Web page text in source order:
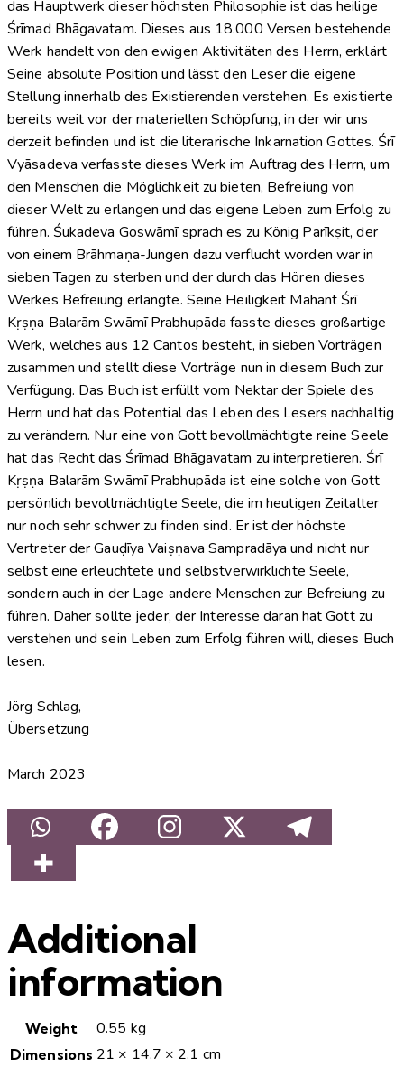
das Hauptwerk dieser höchsten Philosophie ist das heilige
Śrīmad Bhāgavatam. Dieses aus 18.000 Versen bestehende
Werk handelt von den ewigen Aktivitäten des Herrn, erklärt
Seine absolute Position und lässt den Leser die eigene
Stellung innerhalb des Existierenden verstehen. Es existierte
bereits weit vor der materiellen Schöpfung, in der wir uns
derzeit befinden und ist die literarische Inkarnation Gottes. Śrī
Vyāsadeva verfasste dieses Werk im Auftrag des Herrn, um
den Menschen die Möglichkeit zu bieten, Befreiung von
dieser Welt zu erlangen und das eigene Leben zum Erfolg zu
führen. Śukadeva Goswāmī sprach es zu König Parīkṣit, der
von einem Brāhmaṇa-Jungen dazu verflucht worden war in
sieben Tagen zu sterben und der durch das Hören dieses
Werkes Befreiung erlangte. Seine Heiligkeit Mahant Śrī
Kṛṣṇa Balarām Swāmī Prabhupāda fasste dieses großartige
Werk, welches aus 12 Cantos besteht, in sieben Vorträgen
zusammen und stellt diese Vorträge nun in diesem Buch zur
Verfügung. Das Buch ist erfüllt vom Nektar der Spiele des
Herrn und hat das Potential das Leben des Lesers nachhaltig
zu verändern. Nur eine von Gott bevollmächtigte reine Seele
hat das Recht das Śrīmad Bhāgavatam zu interpretieren. Śrī
Kṛṣṇa Balarām Swāmī Prabhupāda ist eine solche von Gott
persönlich bevollmächtigte Seele, die im heutigen Zeitalter
nur noch sehr schwer zu finden sind. Er ist der höchste
Vertreter der Gauḍīya Vaiṣṇava Sampradāya und nicht nur
selbst eine erleuchtete und selbstverwirklichte Seele,
sondern auch in der Lage andere Menschen zur Befreiung zu
führen. Daher sollte jeder, der Interesse daran hat Gott zu
verstehen und sein Leben zum Erfolg führen will, dieses Buch
lesen.
Jörg Schlag,
Übersetzung
March 2023
Additional
information
Weight 0.55 kg
Dimensions 21 × 14.7 × 2.1 cm